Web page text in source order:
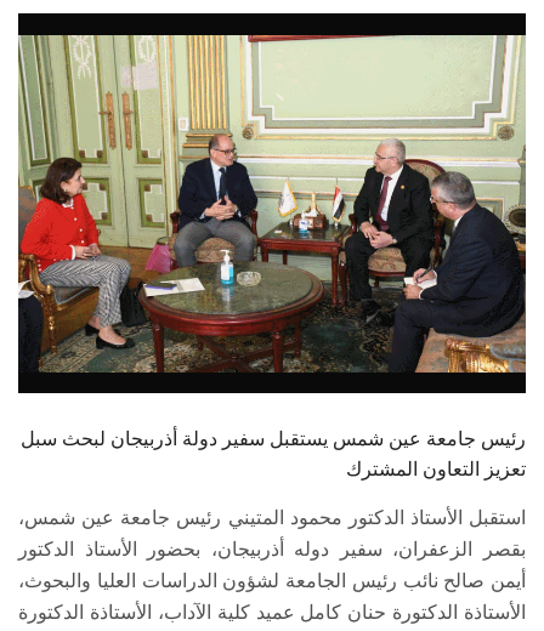
الطلاب
هيئة التدريس
الدراسات العليا
الخريجين
الموظفون
الزائـرون
رئيس جامعة عين شمس يستقبل سفير دولة أذربيجان لبحث سبل
تعزيز التعاون المشترك
استقبل الأستاذ الدكتور محمود المتيني رئيس جامعة عين شمس،
بقصر الزعفران، سفير دوله أذربيجان، بحضور الأستاذ الدكتور
أيمن صالح نائب رئيس الجامعة لشؤون الدراسات العليا والبحوث،
الأستاذة الدكتورة حنان كامل عميد كلية الآداب، الأستاذة الدكتورة